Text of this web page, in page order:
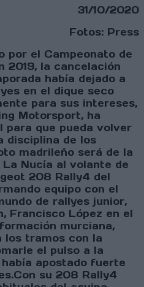
31/10/2020
Fotos: Press
por el Campeonato de
2019, la cancelación
había dejado a
en el dique seco
para sus intereses,
Motorsport, ha
para que pueda volver
disciplina de los
madrileño será de la
Nucía al volante de
208 Rally4 del
equipo con el
de rallyes junior,
Francisco López en el
murciana,
los tramos con la
el pulso a la
apostado fuerte
su 208 Rally4